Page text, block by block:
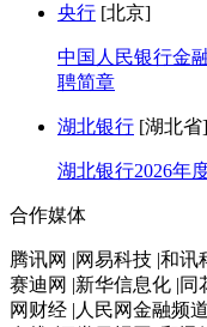
央行 [北京]
中国人民银行金
聘简章
湖北银行 [湖北省]
湖北银行2026年
合作媒体
腾讯网 |网易科技 |和讯
赛迪网 |新华信息化 |
网财经 |人民网金融频